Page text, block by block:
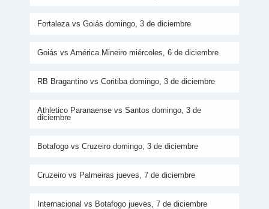
Fortaleza vs Goiás domingo, 3 de diciembre
Goiás vs América Mineiro miércoles, 6 de diciembre
RB Bragantino vs Coritiba domingo, 3 de diciembre
Athletico Paranaense vs Santos domingo, 3 de
diciembre
Botafogo vs Cruzeiro domingo, 3 de diciembre
Cruzeiro vs Palmeiras jueves, 7 de diciembre
Internacional vs Botafogo jueves, 7 de diciembre